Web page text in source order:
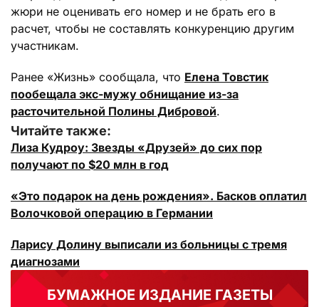
жюри не оценивать его номер и не брать его в
расчет, чтобы не составлять конкуренцию другим
участникам.
Ранее «Жизнь» сообщала, что Елена Товстик
пообещала экс-мужу обнищание из-за
расточительной Полины Дибровой.
Читайте также:
Лиза Кудроу: Звезды «Друзей» до сих пор
получают по $20 млн в год
«Это подарок на день рождения». Басков оплатил
Волочковой операцию в Германии
Ларису Долину выписали из больницы с тремя
диагнозами
БУМАЖНОЕ ИЗДАНИЕ ГАЗЕТЫ